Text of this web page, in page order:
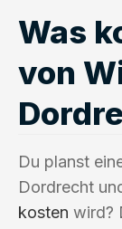
Was
von
Du planst
Dordrecht
kosten wird?